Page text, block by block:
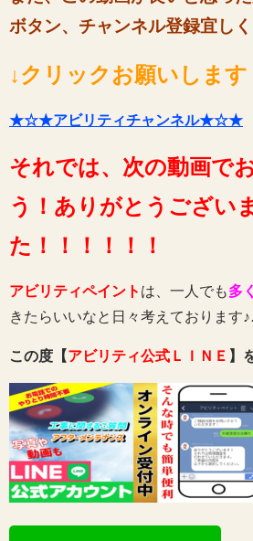
ボタン、チャンネル登録宜し
↓クリックお願いします
★☆★アビリティチャンネル★☆★
それでは、次の動画で
う！ありがとうござい
た！！！！！！
アビリティペイント は、一人でも多
きたらいいなと日々考えております
この度【アビリティ公式ＬＩＮＥ 】